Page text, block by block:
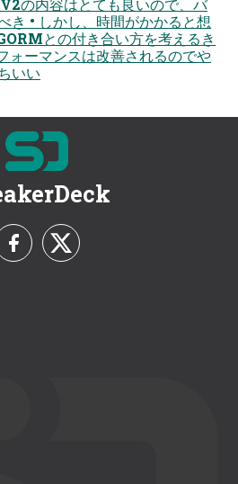
の内容はとても良いので、バ
き • しかし、時間がかかると想
との付き合い方を考えるき
ォーマンスは改善されるのでや
いい